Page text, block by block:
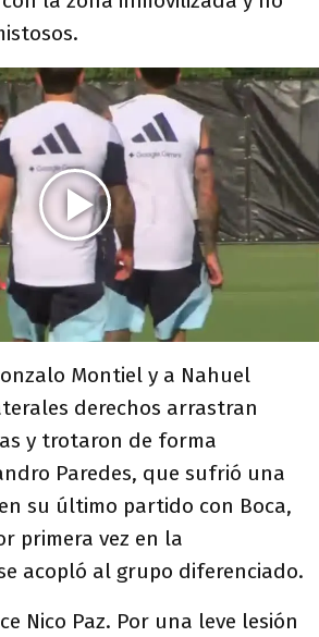
Montiel y a Nahuel
derechos arrastran
y trotaron de forma
Paredes, que sufrió una
su último partido con Boca,
primera vez en la
acopló al grupo diferenciado.
Nico Paz. Por una leve lesión